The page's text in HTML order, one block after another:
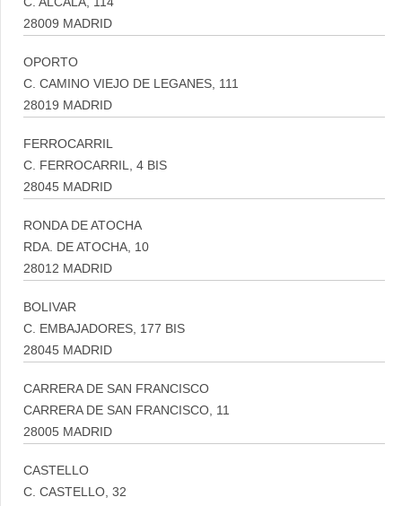
28009 MADRID
OPORTO
C. CAMINO VIEJO DE LEGANES, 111
28019 MADRID
FERROCARRIL
C. FERROCARRIL, 4 BIS
28045 MADRID
RONDA DE ATOCHA
RDA. DE ATOCHA, 10
28012 MADRID
BOLIVAR
C. EMBAJADORES, 177 BIS
28045 MADRID
CARRERA DE SAN FRANCISCO
CARRERA DE SAN FRANCISCO, 11
28005 MADRID
CASTELLO
C. CASTELLO, 32